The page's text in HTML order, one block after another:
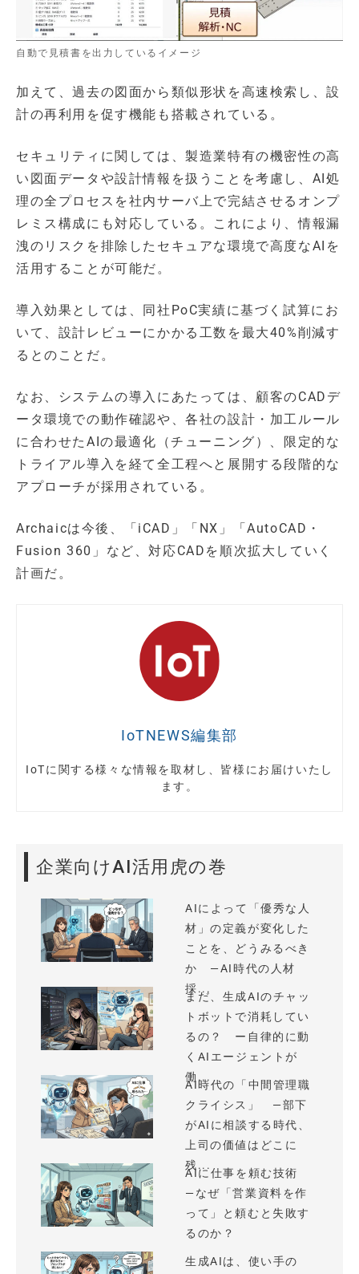
自動で見積書を出力しているイメージ
加えて、過去の図面から類似形状を高速検索し、設
計の再利用を促す機能も搭載されている。
セキュリティに関しては、製造業特有の機密性の高
い図面データや設計情報を扱うことを考慮し、AI処
理の全プロセスを社内サーバ上で完結させるオンプ
レミス構成にも対応している。これにより、情報漏
洩のリスクを排除したセキュアな環境で高度なAIを
活用することが可能だ。
導入効果としては、同社PoC実績に基づく試算にお
いて、設計レビューにかかる工数を最大40%削減す
るとのことだ。
なお、システムの導入にあたっては、顧客のCADデ
ータ環境での動作確認や、各社の設計・加工ルール
に合わせたAIの最適化（チューニング）、限定的な
トライアル導入を経て全工程へと展開する段階的な
アプローチが採用されている。
Archaicは今後、「iCAD」「NX」「AutoCAD・
Fusion 360」など、対応CADを順次拡大していく
計画だ。
IoTNEWS編集部
IoTに関する様々な情報を取材し、皆様にお届けいたし
ます。
企業向けAI活用虎の巻
AIによって「優秀な人
材」の定義が変化した
ことを、どうみるべき
か —AI時代の人材
採...
まだ、生成AIのチャッ
トボットで消耗してい
るの？ ー自律的に動
くAIエージェントが
働...
AI時代の「中間管理職
クライシス」 —部下
がAIに相談する時代、
上司の価値はどこに
残...
AIに仕事を頼む技術
—なぜ「営業資料を作
って」と頼むと失敗す
るのか？
生成AIは、使い手の